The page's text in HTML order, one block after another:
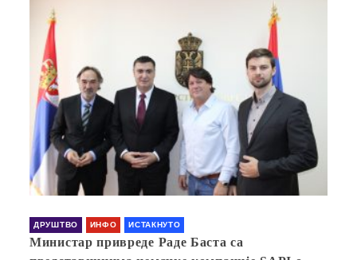
ДРУШТВО ИНФО ИСТАКНУТО
Министар привреде Раде Баста са